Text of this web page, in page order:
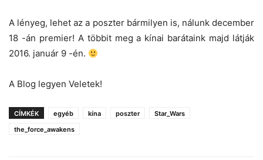
A lényeg, lehet az a poszter bármilyen is, nálunk december
18 -án premier! A többit meg a kínai barátaink majd látják
2016. január 9 -én.
A Blog legyen Veletek!
CÍMKÉK egyéb kína poszter
Star_Wars
the_force_awakens